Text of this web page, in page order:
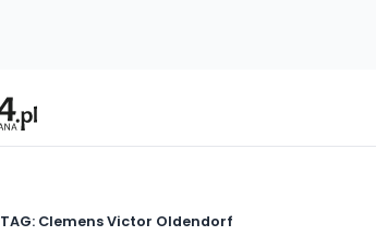
TAG: Clemens Victor Oldendorf